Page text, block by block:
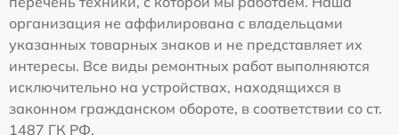
организация не аффилирована с владельцами
указанных товарных знаков и не представляет их
интересы. Все виды ремонтных работ выполняются
исключительно на устройствах, находящихся в
законном гражданском обороте, в соответствии со ст.
1487 ГК РФ.